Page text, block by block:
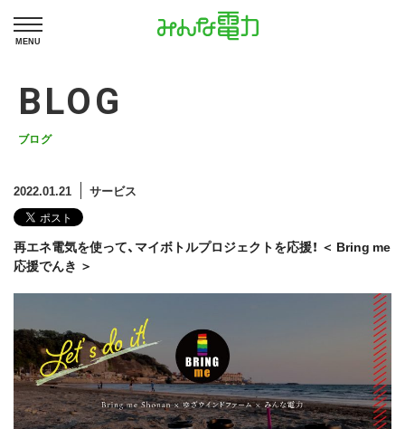
MENU
BLOG
ブログ
2022.01.21 サービス
再エネ電気を使って、マイボトルプロジェクトを応援！ ＜ Bring me
応援でんき ＞